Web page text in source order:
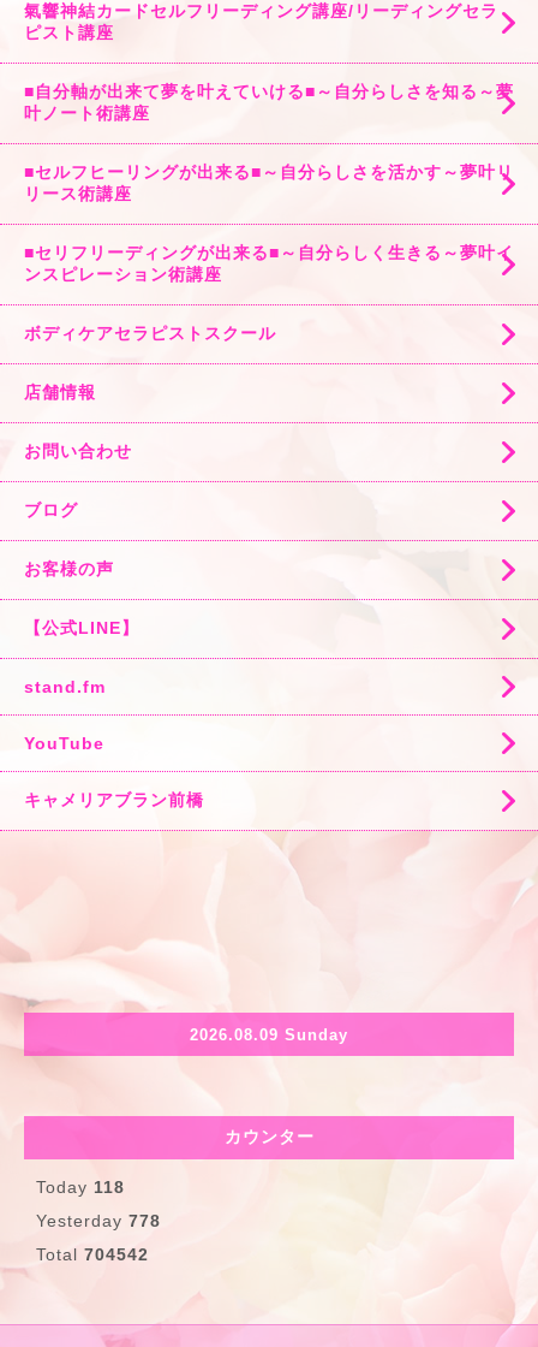
氣響神結カードセルフリーディング講座/リーディングセラ
ピスト講座
■自分軸が出来て夢を叶えていける■～自分らしさを知る～夢
叶ノート術講座
■セルフヒーリングが出来る■～自分らしさを活かす～夢叶リ
リース術講座
■セリフリーディングが出来る■～自分らしく生きる～夢叶イ
ンスピレーション術講座
ボディケアセラピストスクール
店舗情報
お問い合わせ
ブログ
お客様の声
【公式LINE】
stand.fm
YouTube
キャメリアブラン前橋
2026.08.09 Sunday
カウンター
Today 118
Yesterday 778
Total 704542